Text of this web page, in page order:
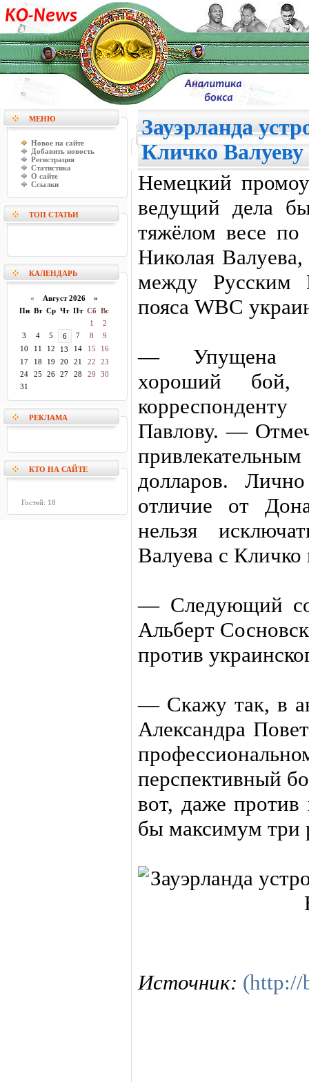
МЕНЮ
Новое на сайте
Добавить новость
Регистрация
Статистика
О сайте
Ссылки
ТОП СТАТЬИ
КАЛЕНДАРЬ
« Август 2026 »
Пн Вт Ср Чт Пт Сб Вс
1
2
3
4 5 6 7 8
9
10
11 12 13 14 15
16
17
18 19 20 21 22
23
24
25 26 27 28 29
30
31
РЕКЛАМА
КТО НА САЙТЕ
Гостей: 18
Зауэрланда
Кличко Валуеву
Немецкий
ведущий дела
тяжёлом весе по
Николая
между Русским
пояса WBC
— Упущена
хороший бой,
Павлову. —
долларов.
отличие от
нельзя
Валуева с
— Следующий
Альберт
против
— Скажу так, в
Александра
перспективный
вот, даже против
бы максимум три
Источник: (http://